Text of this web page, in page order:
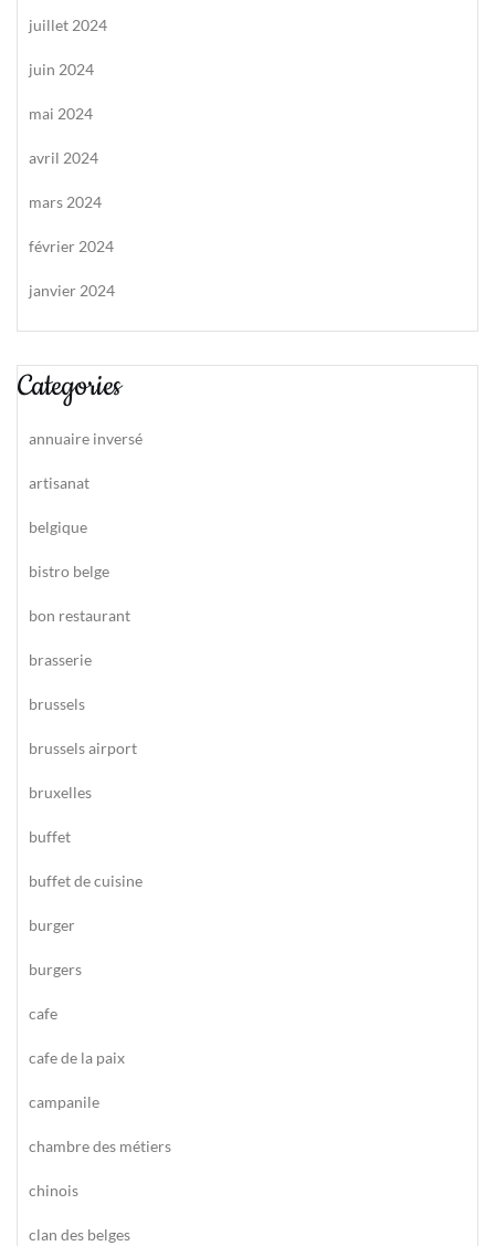
juillet 2024
juin 2024
mai 2024
avril 2024
mars 2024
février 2024
janvier 2024
Categories
annuaire inversé
artisanat
belgique
bistro belge
bon restaurant
brasserie
brussels
brussels airport
bruxelles
buffet
buffet de cuisine
burger
burgers
cafe
cafe de la paix
campanile
chambre des métiers
chinois
clan des belges